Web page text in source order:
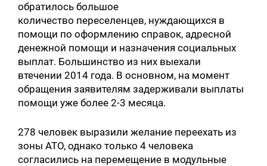
обратилось большое
количество переселенцев, нуждающихся в
помощи по оформлению справок, адресной
денежной помощи и назначения социальных
выплат. Большинство из них выехали
втечении 2014 года. В основном, на момент
обращения заявителям задерживали выплаты
помощи уже более 2-3 месяца.
278 человек выразили желание переехать из
зоны АТО, однако только 4 человека
согласились на перемещение в модульные